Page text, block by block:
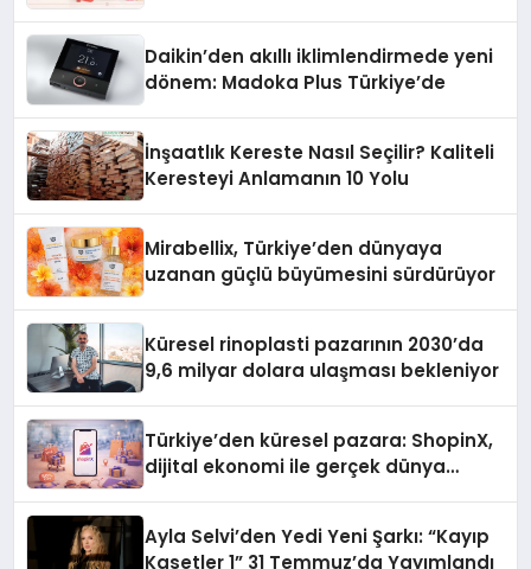
Daikin’den akıllı iklimlendirmede yeni
dönem: Madoka Plus Türkiye’de
İnşaatlık Kereste Nasıl Seçilir? Kaliteli
Keresteyi Anlamanın 10 Yolu
Mirabellix, Türkiye’den dünyaya
uzanan güçlü büyümesini sürdürüyor
Küresel rinoplasti pazarının 2030’da
9,6 milyar dolara ulaşması bekleniyor
Türkiye’den küresel pazara: ShopinX,
dijital ekonomi ile gerçek dünya
Ayla Selvi’den Yedi Yeni Şarkı: “Kayıp
Kasetler 1” 31 Temmuz’da Yayımlandı